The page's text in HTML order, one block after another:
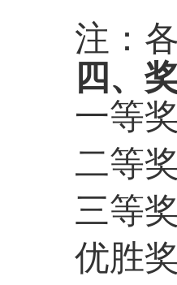
注：
四、
一等
二等
三等
优胜